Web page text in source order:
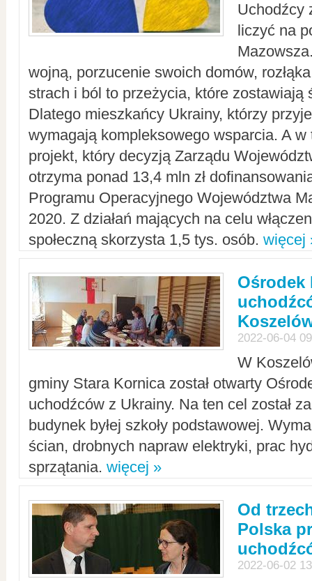
Uchodźcy
liczyć na
wojną, porzucenie swoich domów,
strach i ból to przeżycia, które zostawiają
Dlatego mieszkańcy Ukrainy, którzy
wymagają kompleksowego wsparcia. A w
projekt, który decyzją Zarządu
otrzyma ponad 13,4 mln zł
Programu Operacyjnego Województwa
2020. Z działań mających na celu
społeczną skorzysta 1,5 tys. osób. więcej
Ośrodek
2022-06-04
W
gminy Stara Kornica został otwarty
uchodźców z Ukrainy. Na ten cel został
budynek byłej szkoły podstawowej.
ścian, drobnych napraw elektryki, prac
sprzątania. więcej »
Od
Polska
2022-06-02